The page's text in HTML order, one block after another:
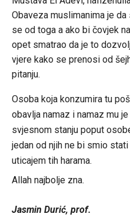
Obaveza muslimanima je
se od toga a ako bi čovjek
opet smatrao da je to
vjere kako se prenosi od
pitanju.
Osoba koja konzumira tu
obavlja namaz i namaz mu
svjesnom stanju poput
jedan od njih ne bi smio
uticajem tih harama.
Allah najbolje zna.
Jasmin Durić, prof.